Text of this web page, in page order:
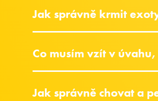
Jak správně krmit
Co musím vzít v
Jak správně chovat a